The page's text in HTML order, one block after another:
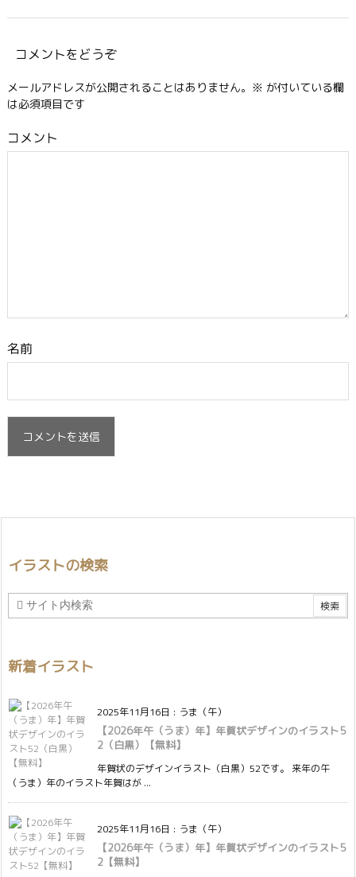
コメントをどうぞ
メールアドレスが公開されることはありません。 ※ が付いている欄
は必須項目です
コメント
名前
イラストの検索
新着イラスト
2025年11月16日 : うま（午）
【2026年午（うま）年】年賀状デザインのイラスト5
2（白黒）【無料】
年賀状のデザインイラスト（白黒）52です。 来年の午
（うま）年のイラスト年賀はが ...
2025年11月16日 : うま（午）
【2026年午（うま）年】年賀状デザインのイラスト5
2【無料】